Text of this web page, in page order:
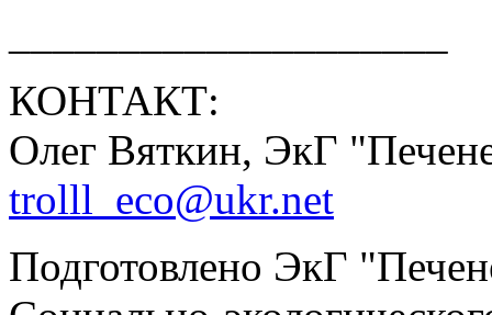
КОНТАКТ:
Олег Вяткин, ЭкГ
trolll_eco@ukr.net
Подготовлено ЭкГ